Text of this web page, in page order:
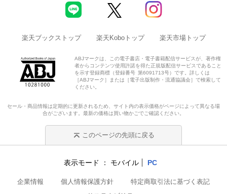
楽天ブックストップ 楽天Koboトップ 楽天市場トップ
ABJマークは、この電子書店・電子書籍配信サービスが、著作権
者からコンテンツ使用許諾を得た正規版配信サービスであること
を示す登録商標（登録番号 第6091713号）です。詳しくは
［ABJマーク］または［電子出版制作・流通協議会］で検索して
ください。
セール・商品情報は定期的に更新されるため、サイト内の表示価格がページによって異なる場
合がございます。最新の価格は買い物かごでご確認ください。
このページの先頭に戻る
表示モード モバイル PC
企業情報 個人情報保護方針
特定商取引法に基づく表記